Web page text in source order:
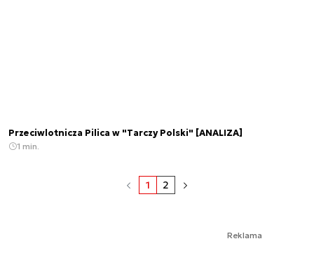
Przeciwlotnicza Pilica w "Tarczy Polski" [ANALIZA]
1 min.
1 2
Reklama